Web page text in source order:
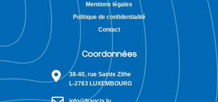
Mentions légales
Politique de confidentialité
Contact
Coordonnées
38-40, rue Sainte Zithe
L-2763 LUXEMBOURG